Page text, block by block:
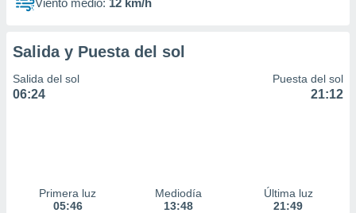
Viento medio: 12 km/h
Salida y Puesta del sol
Salida del sol
06:24
Puesta del sol
21:12
Primera luz
05:46
Mediodía
13:48
Última luz
21:49